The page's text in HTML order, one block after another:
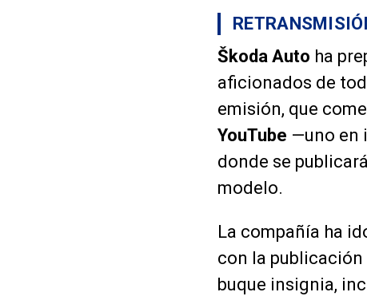
Škoda Auto ha
aficionados de
emisión, que
YouTube —uno en
donde se
modelo.
La compañía ha
con la publicación
buque insignia,